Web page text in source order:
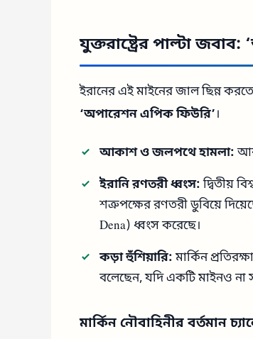
যুক্তরাষ্ট্রের পাল্টা
ইরানের এই মাইনের জাল ছিন্ন
‘অপারেশন এপিক ফিউরি’।
আকাশ ও জলপথে হামলা:
ইরানি রণতরী ধ্বংস:দ্বিতীয়
শত্রুপক্ষের রণতরী ডুবিয়ে
Dena) ধ্বংস করেছে।
কড়া হুঁশিয়ারি:মার্কিন
বলেছেন, যদি একটি মাইনও
মার্কিন নৌবাহিনীর বর্তমান